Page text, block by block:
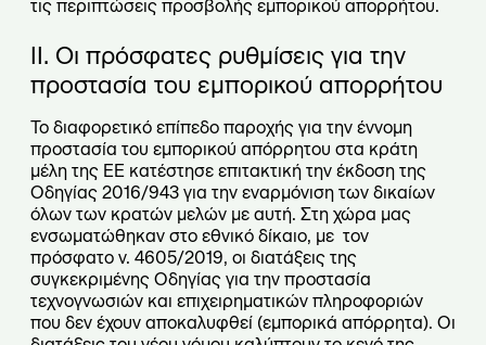
τις περιπτώσεις προσβολής εμπορικού απορρήτου.
ΙΙ. Οι πρόσφατες ρυθμίσεις για την
προστασία του εμπορικού απορρήτου
Το διαφορετικό επίπεδο παροχής για την έννομη
προστασία του εμπορικού απόρρητου στα κράτη
μέλη της ΕΕ κατέστησε επιτακτική την έκδοση της
Οδηγίας 2016/943 για την εναρμόνιση των δικαίων
όλων των κρατών μελών με αυτή. Στη χώρα μας
ενσωματώθηκαν στο εθνικό δίκαιο, με τον
πρόσφατο ν. 4605/2019, οι διατάξεις της
συγκεκριμένης Οδηγίας για την προστασία
τεχνογνωσιών και επιχειρηματικών πληροφοριών
που δεν έχουν αποκαλυφθεί (εμπορικά απόρρητα). Οι